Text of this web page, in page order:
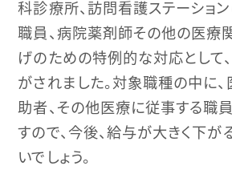
科診療所、訪問看護ステーショ
職員、病院薬剤師その他の医療
げのための特例的な対応として
がされました。対象職種の中に
助者、その他医療に従事する職
すので、今後、給与が大きく下が
いでしょう。